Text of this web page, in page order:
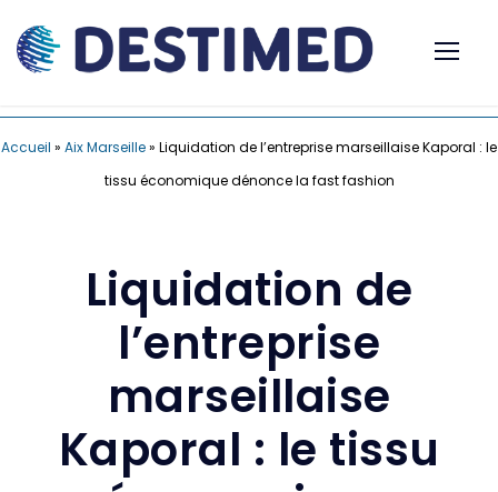
Accueil » Aix Marseille» Liquidation de l’entreprise marseillaise Kaporal : le
tissu économique dénonce la fast fashion
Liquidation de
l’entreprise
marseillaise
Kaporal : le tissu